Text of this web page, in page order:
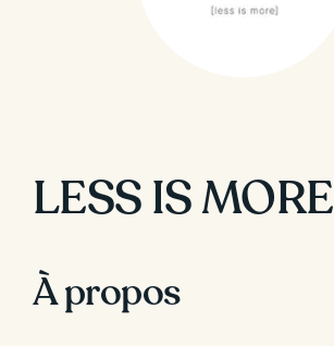
LESS IS MORE
À propos